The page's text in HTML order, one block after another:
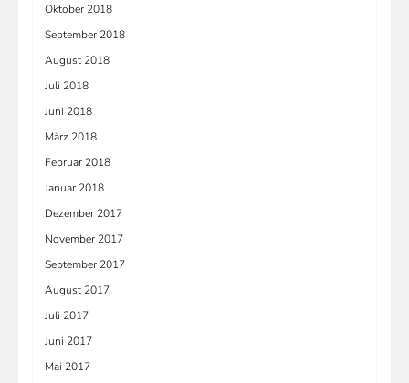
Oktober 2018
September 2018
August 2018
Juli 2018
Juni 2018
März 2018
Februar 2018
Januar 2018
Dezember 2017
November 2017
September 2017
August 2017
Juli 2017
Juni 2017
Mai 2017